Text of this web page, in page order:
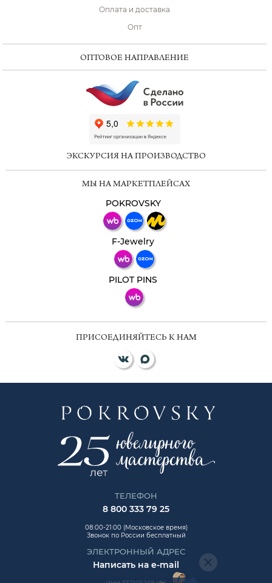
Оплата и доставка
Опт
ОПТОВОЕ НАПРАВЛЕНИЕ
ЭКСКУРСИЯ НА ПРОИЗВОДСТВО
МЫ НА МАРКЕТПЛЕЙСАХ
POKROVSKY
F-Jewelry
PILOT PINS
ПРИСОЕДИНЯЙТЕСЬ К НАМ
ТЕЛЕФОН
8 800 333 79 25
08:00-21:00 (Московское время)
Звонок по России бесплатный
ЭЛЕКТРОННЫЙ АДРЕС
Написать на e-mail